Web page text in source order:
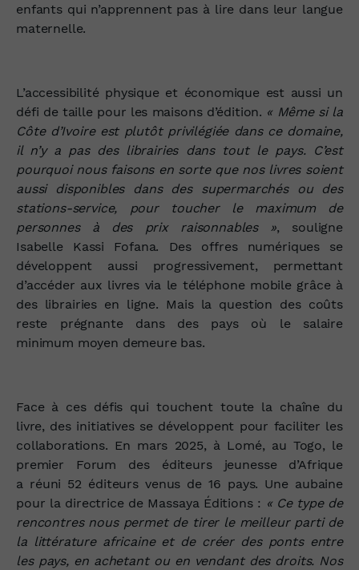
enfants qui n’apprennent pas à lire dans leur langue
maternelle.
L’accessibilité physique et économique est aussi un
défi de taille pour les maisons d’édition. « Même si la
Côte d’Ivoire est plutôt privilégiée dans ce domaine,
il n’y a pas des librairies dans tout le pays. C’est
pourquoi nous faisons en sorte que nos livres soient
aussi disponibles dans des supermarchés ou des
stations-service, pour toucher le maximum de
personnes à des prix raisonnables », souligne
Isabelle Kassi Fofana. Des offres numériques se
développent aussi progressivement, permettant
d’accéder aux livres via le téléphone mobile grâce à
des librairies en ligne. Mais la question des coûts
reste prégnante dans des pays où le salaire
minimum moyen demeure bas.
Face à ces défis qui touchent toute la chaîne du
livre, des initiatives se développent pour faciliter les
collaborations. En mars 2025, à Lomé, au Togo, le
premier Forum des éditeurs jeunesse d’Afrique
a réuni 52 éditeurs venus de 16 pays. Une aubaine
pour la directrice de Massaya Éditions : « Ce type de
rencontres nous permet de tirer le meilleur parti de
la littérature africaine et de créer des ponts entre
les pays, en achetant ou en vendant des droits. Nos